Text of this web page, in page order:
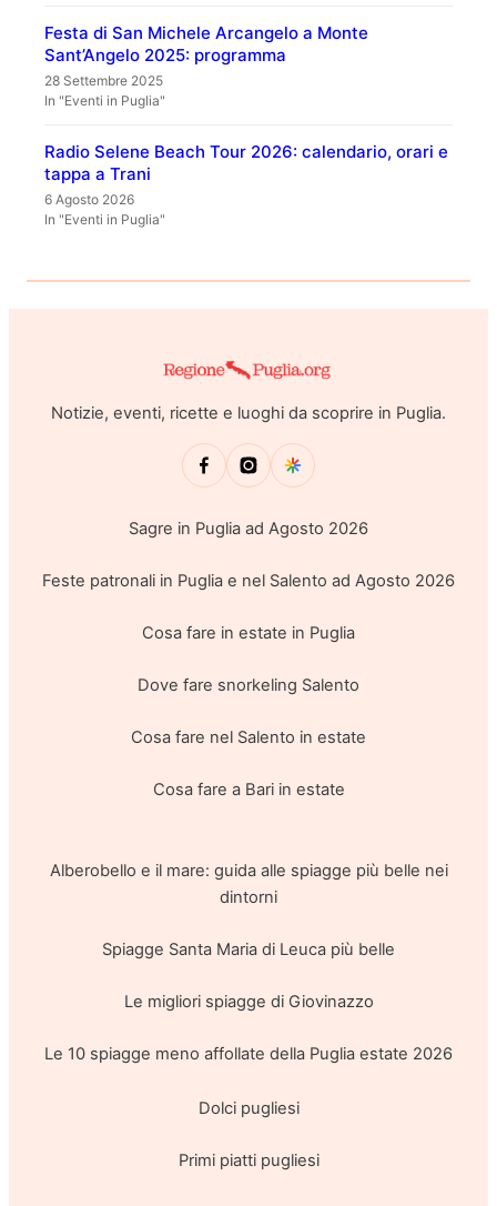
Festa di San Michele Arcangelo a Monte
Sant’Angelo 2025: programma
28 Settembre 2025
In "Eventi in Puglia"
Radio Selene Beach Tour 2026: calendario, orari e
tappa a Trani
6 Agosto 2026
In "Eventi in Puglia"
Notizie, eventi, ricette e luoghi da scoprire in Puglia.
Sagre in Puglia ad Agosto 2026
Feste patronali in Puglia e nel Salento ad Agosto 2026
Cosa fare in estate in Puglia
Dove fare snorkeling Salento
Cosa fare nel Salento in estate
Cosa fare a Bari in estate
Alberobello e il mare: guida alle spiagge più belle nei
dintorni
Spiagge Santa Maria di Leuca più belle
Le migliori spiagge di Giovinazzo
Le 10 spiagge meno affollate della Puglia estate 2026
Dolci pugliesi
Primi piatti pugliesi